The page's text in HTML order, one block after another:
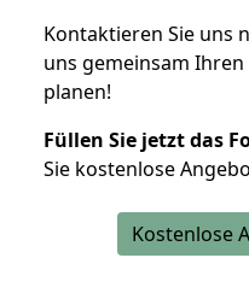
Kontaktieren Sie uns
uns gemeinsam
planen!
Füllen Sie jetzt das
Sie kostenlose
Kostenlose